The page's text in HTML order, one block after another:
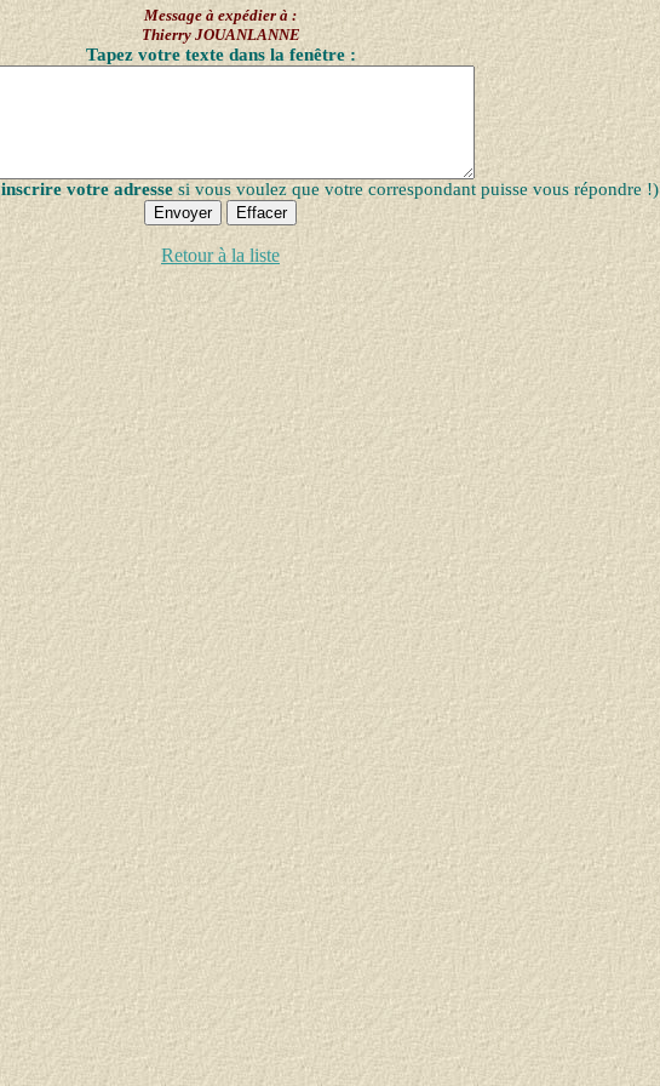
Message à expédier à :
Thierry JOUANLANNE
Tapez votre texte dans la fenêtre :
votre adressesi vous voulez que votre correspondant puisse vous répondre !)
Retour à la liste